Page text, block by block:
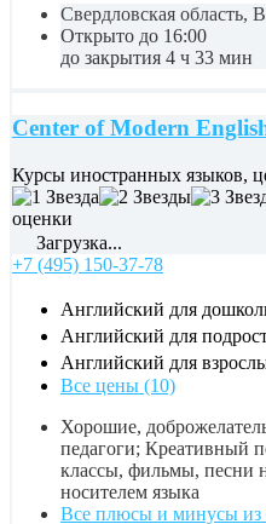
Свердловская область,
Открыто до 16:00
до закрытия 4 ч 33 мин
Center of Modern
Курсы иностранных языков,
оценки
Загрузка...
+7 (495) 150-37-78
Английский для
Английский для
Английский для
Все цены (10)
Хорошие,
педагоги; Креативный
классы, фильмы, песни
носителем языка
Все плюсы и минусы из